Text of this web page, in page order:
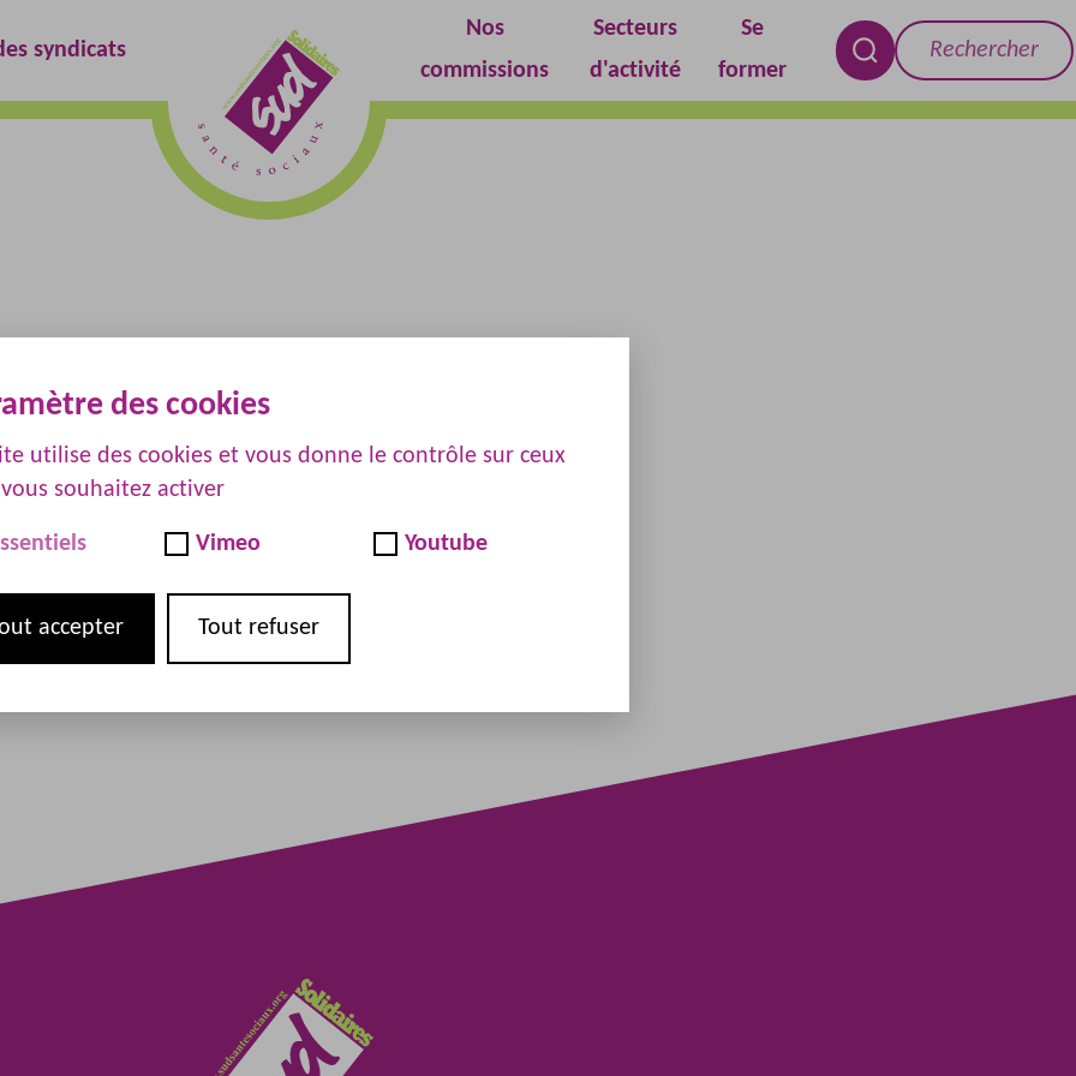
l'accueil
syndicats
Nos
commissions
Secteurs
d'activité
Se
former
Rechercher
RECHERCHER
Sociaux
des cookies
utilise des cookies et vous donne le contrôle sur ceux
souhaitez activer
Vimeo Youtube
accepter Tout refuser